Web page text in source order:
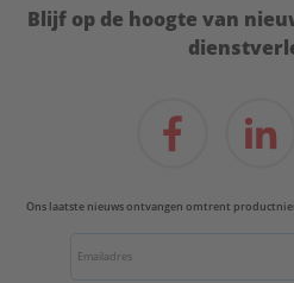
Blijf op de hoogte van
Ons laatste nieuws ontvangen omtrent